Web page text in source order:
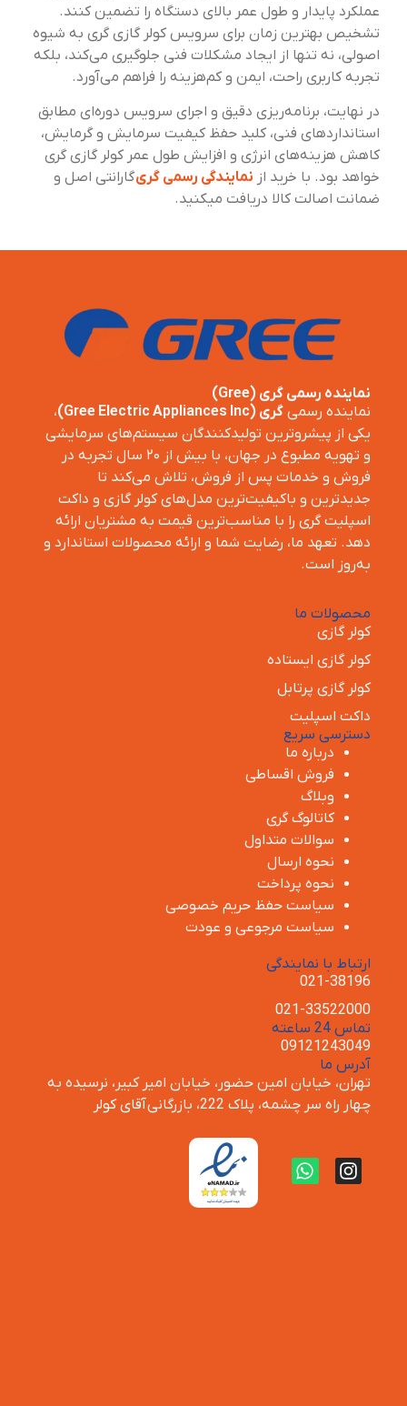
عملکرد پایدار و طول عمر بالای دستگاه را تضمین کنند.
تشخیص بهترین زمان برای سرویس کولر گازی گری به شیوه
اصولی، نه تنها از ایجاد مشکلات فنی جلوگیری می‌کند، بلکه
تجربه کاربری راحت، ایمن و کم‌هزینه را فراهم می‌آورد.
در نهایت، برنامه‌ریزی دقیق و اجرای سرویس دوره‌ای مطابق
استانداردهای فنی، کلید حفظ کیفیت سرمایش و گرمایش،
کاهش هزینه‌های انرژی و افزایش طول عمر کولر گازی گری
خواهد بود. با خرید از نمایندگی رسمی گریگارانتی اصل و
ضمانت اصالت کالا دریافت میکنید.
نماینده رسمی گری (Gree)
نماینده رسمی گری (Gree Electric Appliances Inc)
،
یکی از پیشروترین تولیدکنندگان سیستم‌های سرمایشی
و تهویه مطبوع در جهان، با بیش از ۲۰ سال تجربه در
فروش و خدمات پس از فروش، تلاش می‌کند تا
جدیدترین و باکیفیت‌ترین مدل‌های کولر گازی و داکت
اسپلیت گری را با مناسب‌ترین قیمت به مشتریان ارائه
دهد. تعهد ما، رضایت شما و ارائه محصولات استاندارد و
به‌روز است.
محصولات ما
کولر گازی
کولر گازی ایستاده
کولر گازی پرتابل
داکت اسپلیت
دسترسی سریع
درباره ما
فروش اقساطی
وبلاگ
کاتالوگ گری
سوالات متداول
نحوه ارسال
نحوه پرداخت
سیاست حفظ حریم خصوصی
سیاست مرجوعی و عودت
ارتباط با نمایندگی
021-38196
021-33522000
تماس 24 ساعته
09121243049
آدرس ما
تهران، خیابان امین حضور، خیابان امیر کبیر، نرسیده به
چهار راه سر چشمه، پلاک 222، بازرگانی
آقای کولر